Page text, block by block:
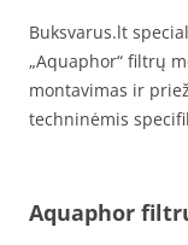
Buksvarus.lt
„Aquaphor“ filtrų
montavimas ir
techninėmis
Aquaphor